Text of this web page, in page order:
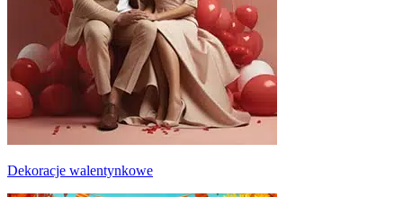
Dekoracje walentynkowe